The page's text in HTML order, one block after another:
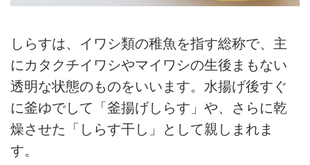
しらすは、イワシ類の稚魚を指す総称で、主
にカタクチイワシやマイワシの生後まもない
透明な状態のものをいいます。水揚げ後すぐ
に釜ゆでして「釜揚げしらす」や、さらに乾
燥させた「しらす干し」として親しまれま
す。